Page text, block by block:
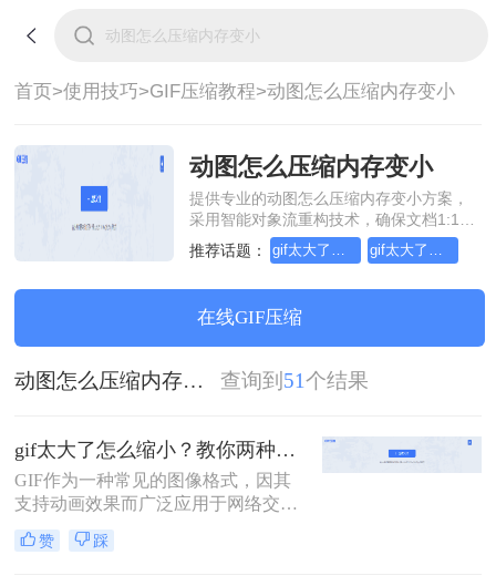
首页>使用技巧>GIF压缩教程>动图怎么压缩内存变小
动图怎么压缩内存变小
提供专业的动图怎么压缩内存变小方案，
采用智能对象流重构技术，确保文档1:1高
保真还原且排版不乱码。支持一键批量处
理，全链路 SSL 加密保障隐私安全。助您
装，高效办公。
推荐话题： gif太大了怎么缩小 gif太大了怎么压缩
在线GIF压缩
动图怎么压缩内存变小 查询到 51个结果
gif太大了怎么缩小？教你两种高效压缩方法！
GIF作为一种常见的图像格式，因其
支持动画效果而广泛应用于网络交
流、社交媒体和网页设计中。然而，
有时我们会遇到GIF文件体积过大的
赞 踩